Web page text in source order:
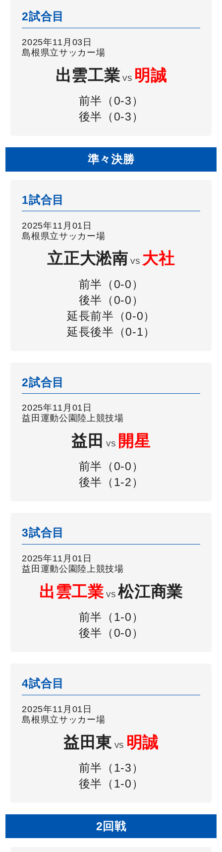
2試合目
2025年11月03日
島根県立サッカー場
出雲工業 VS 明誠
前半（0-3）
後半（0-3）
準々決勝
1試合目
2025年11月01日
島根県立サッカー場
立正大淞南 VS 大社
前半（0-0）
後半（0-0）
延長前半（0-0）
延長後半（0-1）
2試合目
2025年11月01日
益田運動公園陸上競技場
益田 VS 開星
前半（0-0）
後半（1-2）
3試合目
2025年11月01日
益田運動公園陸上競技場
出雲工業 VS松江商業
前半（1-0）
後半（0-0）
4試合目
2025年11月01日
島根県立サッカー場
益田東 VS 明誠
前半（1-3）
後半（1-0）
2回戦